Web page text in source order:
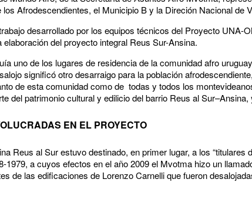
los Afrodescendientes, el Municipio B y la Direción Nacional de
desarrollado por los equipos técnicos del Proyecto UNA-
elaboración del proyecto integral Reus Sur-Ansina.
uno de los lugares de residencia de la comunidad afro
significó otro desarraigo para la población
de esta comunidad como de todas y todos los
del patrimonio cultural y edilicio del barrio Reus al
EN EL PROYECTO
Reus al Sur estuvo destinado, en primer lugar, a los “titulares
1979, a cuyos efectos en el año 2009 el Mvotma hizo un
de las edificaciones de Lorenzo Carnelli que fueron